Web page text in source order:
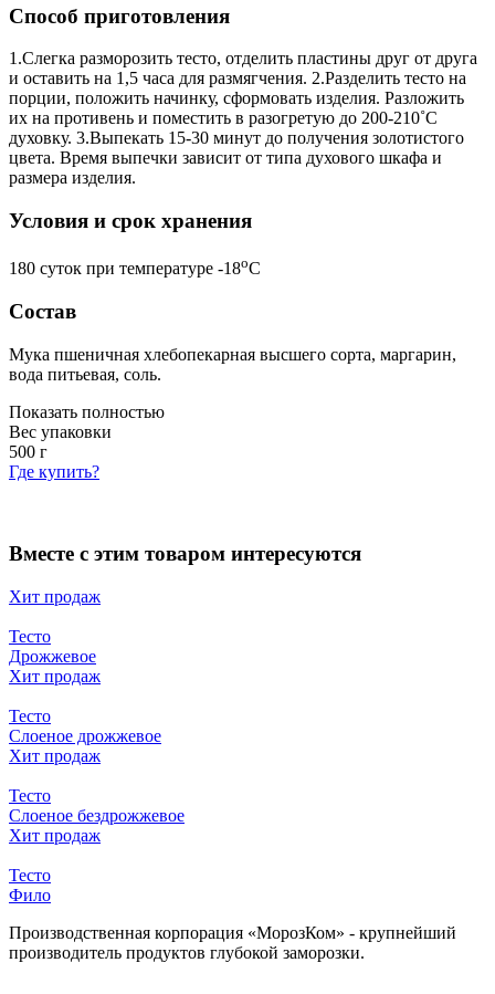
Способ приготовления
1.Слегка разморозить тесто, отделить пластины друг от друга
и оставить на 1,5 часа для размягчения. 2.Разделить тесто на
порции, положить начинку, сформовать изделия. Разложить
их на противень и поместить в разогретую до 200-210˚С
духовку. 3.Выпекать 15-30 минут до получения золотистого
цвета. Время выпечки зависит от типа духового шкафа и
размера изделия.
Условия и срок хранения
180 суток при температуре -18oС
Состав
Мука пшеничная хлебопекарная высшего сорта, маргарин,
вода питьевая, соль.
Показать полностью
Вес упаковки
500 г
Где купить?
Вместе с этим товаром интересуются
Хит продаж
Тесто
Дрожжевое
Хит продаж
Тесто
Слоеное дрожжевое
Хит продаж
Тесто
Слоеное бездрожжевое
Хит продаж
Тесто
Фило
Производственная корпорация «МорозКом» - крупнейший
производитель продуктов глубокой заморозки.